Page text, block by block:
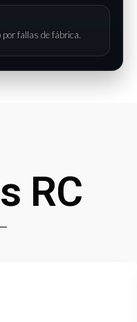
fallas de fábrica.
RC